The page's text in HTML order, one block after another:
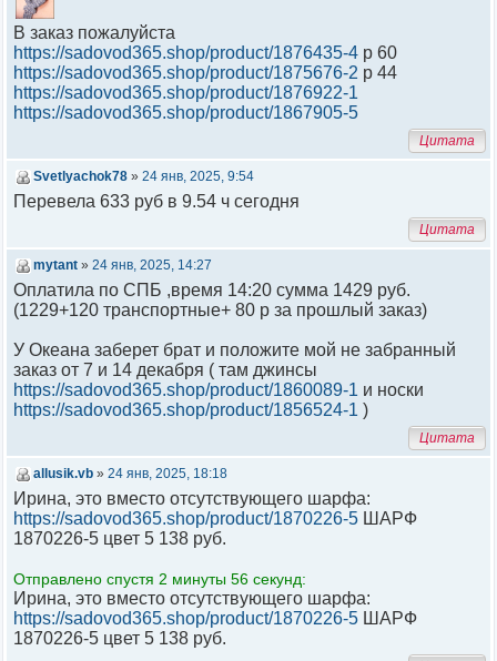
В заказ пожалуйста
https://sadovod365.shop/product/1876435-4 р 60
https://sadovod365.shop/product/1875676-2 р 44
https://sadovod365.shop/product/1876922-1
https://sadovod365.shop/product/1867905-5
Цитата
Svetlyachok78 » 24 янв, 2025, 9:54
Перевела 633 руб в 9.54 ч сегодня
Цитата
mytant » 24 янв, 2025, 14:27
Оплатила по СПБ ,время 14:20 сумма 1429 руб.
(1229+120 транспортные+ 80 р за прошлый заказ)
У Океана заберет брат и положите мой не забранный
заказ от 7 и 14 декабря ( там джинсы
https://sadovod365.shop/product/1860089-1 и носки
https://sadovod365.shop/product/1856524-1 )
Цитата
allusik.vb » 24 янв, 2025, 18:18
Ирина, это вместо отсутствующего шарфа:
https://sadovod365.shop/product/1870226-5 ШАРФ
1870226-5 цвет 5 138 руб.
Отправлено спустя 2 минуты 56 секунд:
Ирина, это вместо отсутствующего шарфа:
https://sadovod365.shop/product/1870226-5 ШАРФ
1870226-5 цвет 5 138 руб.